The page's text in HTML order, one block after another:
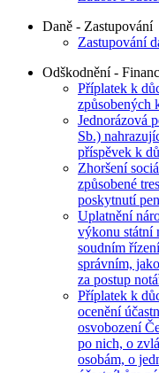
Daně - Zastupování
Zastupování
Odškodnění -
Příplatek k
způsobených
Jednorázová
Sb.)
příspěvek k
Zhoršení
způsobené
poskytnutí
Uplatnění
výkonu státní
soudním
správním,
za postup
Příplatek k
ocenění
osvobození
po nich, o
osobám, o